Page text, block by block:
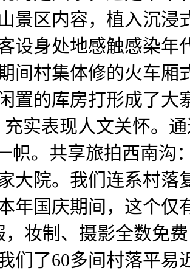
景区内容，植入沉浸
设身处地感触感染年
间村集体修的火车厢
置的库房打形成了大
实表现人文关怀。
帜。共享旅拍西南沟
大院。我们连系村落
国庆期间，这个仅
妆制、摄影全数免
们了60多间村落平易